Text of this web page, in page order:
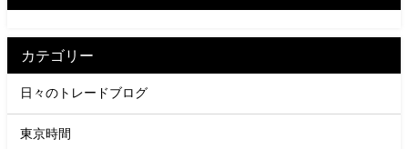
カテゴリー
日々のトレードブログ
東京時間